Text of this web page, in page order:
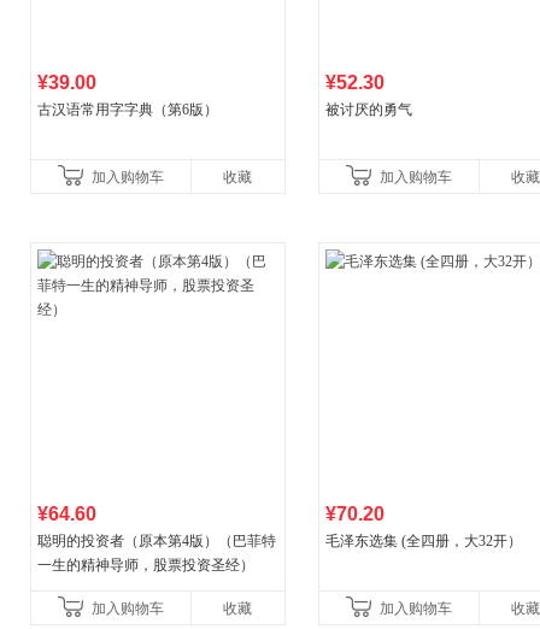
¥39.00
古汉语常用字字典（第6版）
加入购物车 收藏
¥52.30
被讨厌的勇气
加入购物车 收藏
¥64.60
聪明的投资者（原本第4版）（巴菲特
一生的精神导师，股票投资圣经）
加入购物车 收藏
¥70.20
毛泽东选集 (全四册，大32开）
加入购物车 收藏